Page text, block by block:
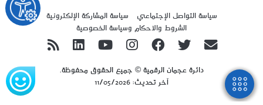
سياسة التواصل الإجتماعي
سياسة المشاركة الإلكترونية
الشروط والاحكام وسياسة الخصوصية
دائرة عجمان الرقمية © جميع الحقوق محفوظة.
آخر تحديث: 11/05/2026